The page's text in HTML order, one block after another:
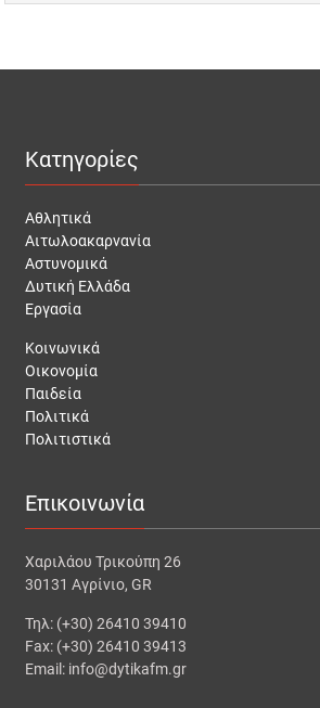
Κατηγορίες
Αθλητικά
Αιτωλοακαρνανία
Αστυνομικά
Δυτική Ελλάδα
Εργασία
Κοινωνικά
Οικονομία
Παιδεία
Πολιτικά
Πολιτιστικά
Επικοινωνία
Χαριλάου Τρικούπη 26
30131 Αγρίνιο, GR
Τηλ: (+30) 26410 39410
Fax: (+30) 26410 39413
Email: info@dytikafm.gr